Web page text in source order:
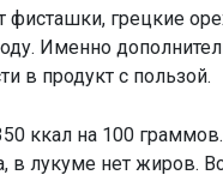
фисташки, грецкие
Именно
в продукт с пользой.
ккал на 100
лукуме нет жиров.